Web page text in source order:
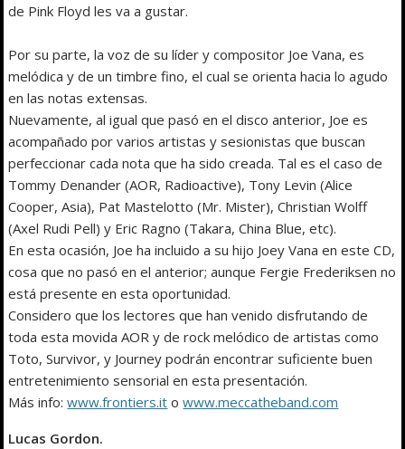
de Pink Floyd les va a gustar.
Por su parte, la voz de su líder y compositor Joe Vana, es
melódica y de un timbre fino, el cual se orienta hacia lo agudo
en las notas extensas.
Nuevamente, al igual que pasó en el disco anterior, Joe es
acompañado por varios artistas y sesionistas que buscan
perfeccionar cada nota que ha sido creada. Tal es el caso de
Tommy Denander (AOR, Radioactive), Tony Levin (Alice
Cooper, Asia), Pat Mastelotto (Mr. Mister), Christian Wolff
(Axel Rudi Pell) y Eric Ragno (Takara, China Blue, etc).
En esta ocasión, Joe ha incluido a su hijo Joey Vana en este CD,
cosa que no pasó en el anterior; aunque Fergie Frederiksen no
está presente en esta oportunidad.
Considero que los lectores que han venido disfrutando de
toda esta movida AOR y de rock melódico de artistas como
Toto, Survivor, y Journey podrán encontrar suficiente buen
entretenimiento sensorial en esta presentación.
Más info:www.frontiers.it owww.meccatheband.com
Lucas Gordon.